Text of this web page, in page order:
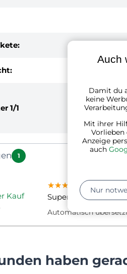
1/1
1
Kauf
★★★★★
★★★★★
★★★★★
Super Service
Automatisch
haben
Auch
Damit du
keine
Mit ihrer
Vorlieben
Anzeige
auch
Nur